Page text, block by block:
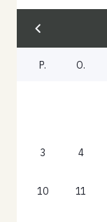
P. O.
3 4
10 11